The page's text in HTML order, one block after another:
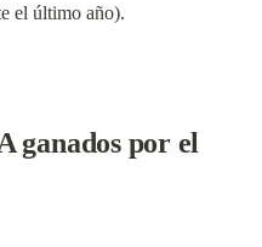
el último año).
ganados por el